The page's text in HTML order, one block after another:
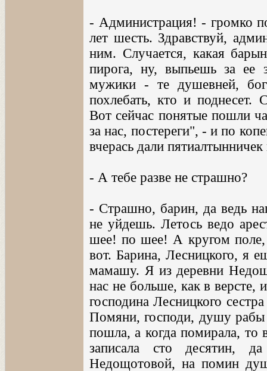
- Администрация! - громко
лет шесть. Здравствуй,
ним. Случается, какая
пирога, ну, выпьешь за ее
мужики - те душевней,
похлебать, кто и поднесет.
Вот сейчас понятые пошли
за нас, постереги", - и по
вчерась дали
- А тебе разве не страшно?
- Страшно, барин, да ведь
не уйдешь. Летось ведо
шее! по шее! А кругом поле,
вот. Барина, Лесницкого, я
мамашу. Я из деревни
нас не больше, как в
господина Лесницкого
Помяни, господи, душу
пошла, а когда помирала, то
записала сто десятин,
Недощотовой, на помин